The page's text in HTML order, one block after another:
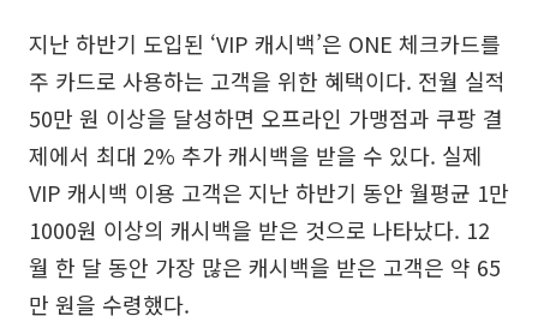
지난 하반기 도입된 ‘VIP 캐시백’은 ONE 체크카드를
주 카드로 사용하는 고객을 위한 혜택이다. 전월 실적
50만 원 이상을 달성하면 오프라인 가맹점과 쿠팡 결
제에서 최대 2% 추가 캐시백을 받을 수 있다. 실제
VIP 캐시백 이용 고객은 지난 하반기 동안 월평균 1만
1000원 이상의 캐시백을 받은 것으로 나타났다. 12
월 한 달 동안 가장 많은 캐시백을 받은 고객은 약 65
만 원을 수령했다.